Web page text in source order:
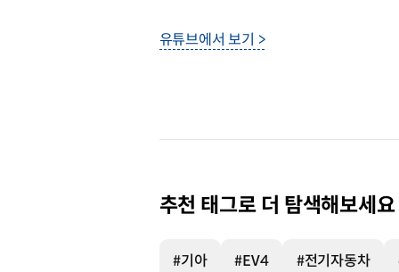
유튜브에서 보기 >
추천 태그로 더 탐색해보세요
#기아 #EV4 #전기자동차